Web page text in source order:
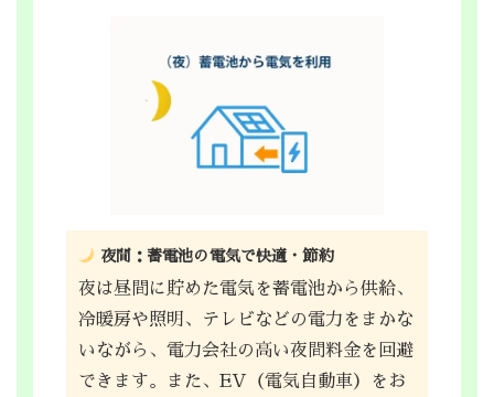
夜間：蓄電池の電気で快適・節約
夜は昼間に貯めた電気を蓄電池から供給、
冷暖房や照明、テレビなどの電力をまかな
いながら、電力会社の高い夜間料金を回避
できます。また、EV（電気自動車）をお